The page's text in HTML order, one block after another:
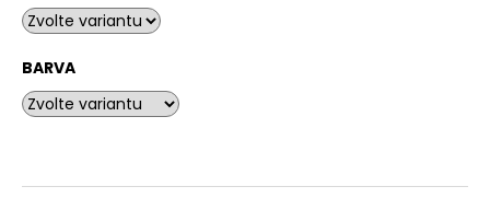
BARVA
D
o
p
u